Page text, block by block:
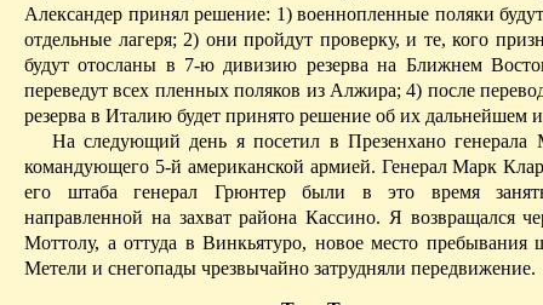
Александер принял решение: 1) военнопленные поляки
отдельные лагеря; 2) они пройдут проверку, и те, кого
будут отосланы в 7-ю дивизию резерва на Ближнем
переведут всех пленных поляков из Алжира; 4) после
резерва в Италию будет принято решение об их дальнейшем
На следующий день я посетил в Презенханогенерала
командующего 5-й американской армией. Генерал Марк
его штаба генерал Грюнтербыли в это время
направленной на захват районаКассино. Я возвращался
Моттолу, а оттуда вВинкьятуро, новое место пребывания
Метели и снегопады чрезвычайно затрудняли передвижение.